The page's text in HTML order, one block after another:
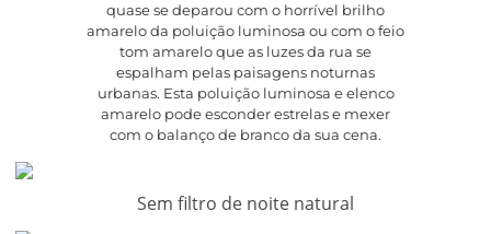
quase se deparou com o horrível brilho
amarelo da poluição luminosa ou com o feio
tom amarelo que as luzes da rua se
espalham pelas paisagens noturnas
urbanas. Esta poluição luminosa e elenco
amarelo pode esconder estrelas e mexer
com o balanço de branco da sua cena.
Sem filtro de noite natural